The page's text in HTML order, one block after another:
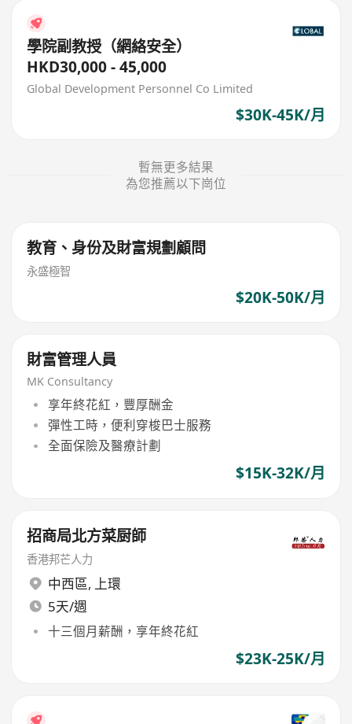
學院副教授（網絡安全）
HKD30,000 - 45,000
Global Development Personnel Co Limited
$30K-45K/月
暫無更多結果
為您推薦以下崗位
教育、身份及財富規劃顧問
永盛極智
$20K-50K/月
財富管理人員
MK Consultancy
享年終花紅，豐厚酬金
彈性工時，便利穿梭巴士服務
全面保險及醫療計劃
$15K-32K/月
招商局北方菜厨師
香港邦芒人力
中西區, 上環
5天/週
十三個月薪酬，享年終花紅
$23K-25K/月